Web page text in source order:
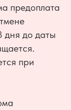
предоплата
дня до даты
при